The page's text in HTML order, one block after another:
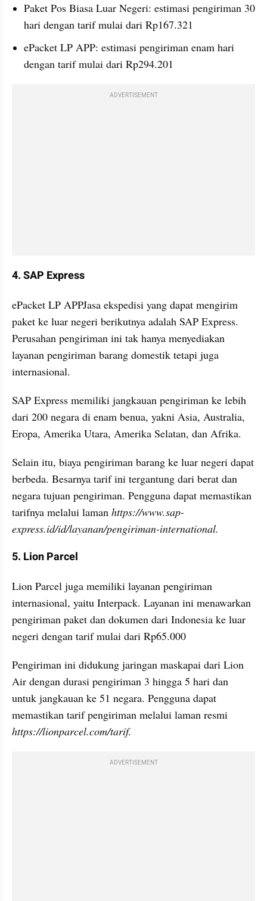
Paket Pos Biasa Luar Negeri: estimasi pengiriman 30
hari dengan tarif mulai dari Rp167.321
ePacket LP APP: estimasi pengiriman enam hari
dengan tarif mulai dari Rp294.201
ADVERTISEMENT
4. SAP Express
ePacket LP APPJasa ekspedisi yang dapat mengirim
paket ke luar negeri berikutnya adalah SAP Express.
Perusahan pengiriman ini tak hanya menyediakan
layanan pengiriman barang domestik tetapi juga
internasional.
SAP Express memiliki jangkauan pengiriman ke lebih
dari 200 negara di enam benua, yakni Asia, Australia,
Eropa, Amerika Utara, Amerika Selatan, dan Afrika.
Selain itu, biaya pengiriman barang ke luar negeri dapat
berbeda. Besarnya tarif ini tergantung dari berat dan
negara tujuan pengiriman. Pengguna dapat memastikan
tarifnya melalui laman https://www.sap-
express.id/id/layanan/pengiriman-international.
5. Lion Parcel
Lion Parcel juga memiliki layanan pengiriman
internasional, yaitu Interpack. Layanan ini menawarkan
pengiriman paket dan dokumen dari Indonesia ke luar
negeri dengan tarif mulai dari Rp65.000
Pengiriman ini didukung jaringan maskapai dari Lion
Air dengan durasi pengiriman 3 hingga 5 hari dan
untuk jangkauan ke 51 negara. Pengguna dapat
https://lionparcel.com/tarif.
ADVERTISEMENT